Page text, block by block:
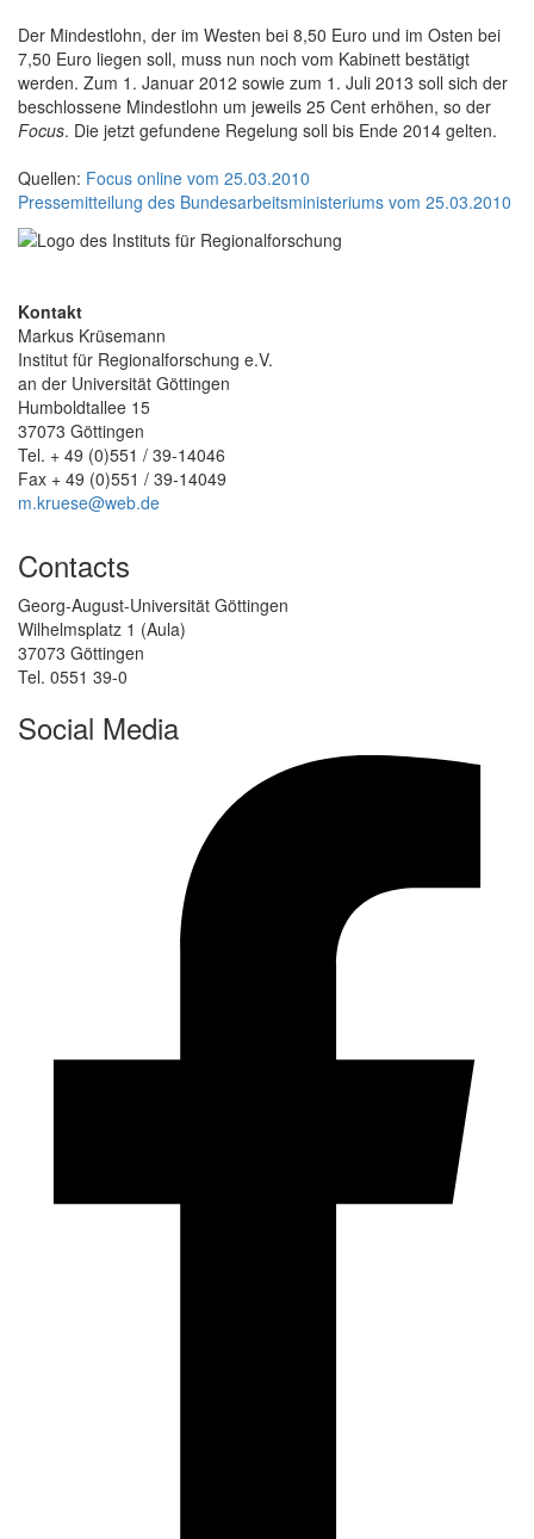
Der Mindestlohn, der im Westen bei 8,50 Euro und im Osten bei
7,50 Euro liegen soll, muss nun noch vom Kabinett bestätigt
werden. Zum 1. Januar 2012 sowie zum 1. Juli 2013 soll sich der
beschlossene Mindestlohn um jeweils 25 Cent erhöhen, so der
Focus. Die jetzt gefundene Regelung soll bis Ende 2014 gelten.
Quellen: Focus online vom 25.03.2010
Pressemitteilung des Bundesarbeitsministeriums vom 25.03.2010
Kontakt
Markus Krüsemann
Institut für Regionalforschung e.V.
an der Universität Göttingen
Humboldtallee 15
37073 Göttingen
Tel. + 49 (0)551 / 39-14046
Fax + 49 (0)551 / 39-14049
m.kruese@web.de
Contacts
Georg-August-Universität Göttingen
Wilhelmsplatz 1 (Aula)
37073 Göttingen
Tel. 0551 39-0
Social Media